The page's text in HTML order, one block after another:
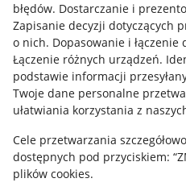
błędów. Dostarczanie i
Zapisanie decyzji dotyczących
o nich. Dopasowanie i łączenie
Łączenie różnych urządzeń.
podstawie informacji
Twoje dane personalne
ułatwiania korzystania z
Cele przetwarzania
dostępnych pod przyciskiem:
plików cookies.
Informacje prawne
Regulamin
Polityka plików "cookies"
Ustawienia plików "cookies"
Udostępnianie lokalizacji
Informacje dla Aktu o Usługach